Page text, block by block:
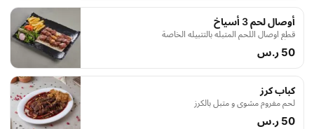
أوصال لحم 3 أسياخ
قطع اوصال اللحم المتبله بالتتبيله الخاصة
50 ر.س
كباب كرز
لحم مفروم مشوي و متبل بالكرز
50 ر.س